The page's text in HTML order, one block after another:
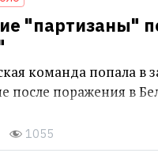
"партизаны"
команда попала в
после поражения в
1055